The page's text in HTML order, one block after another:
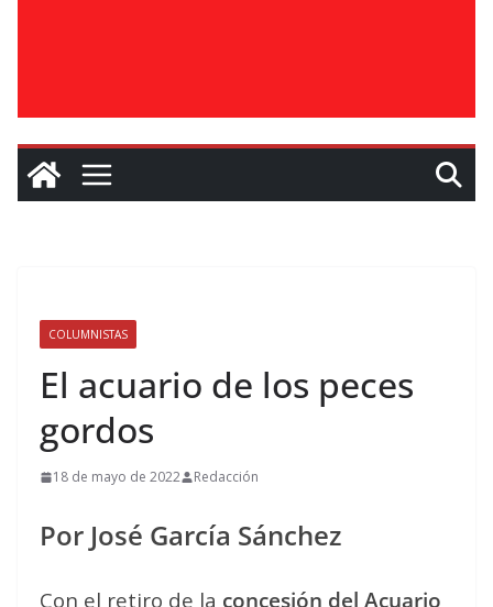
COLUMNISTAS
El acuario de los peces
gordos
18 de mayo de 2022 Redacción
Por José García Sánchez
Con el retiro de la concesión del Acuario